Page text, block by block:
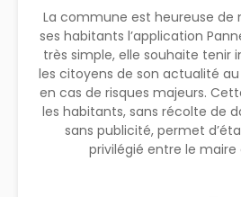
La commune est heureuse de
ses habitants l’application
très simple, elle souhaite tenir
les citoyens de son actualité
en cas de risques majeurs.
les habitants, sans récolte de
sans publicité, permet
privilégié entre le maire